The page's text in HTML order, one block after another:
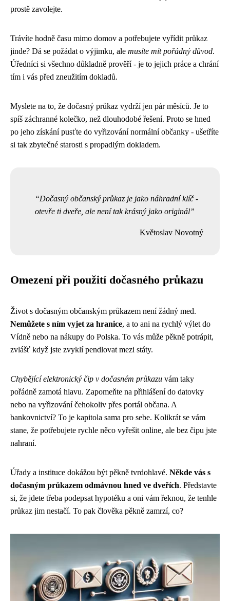
prostě zavolejte.
Trávíte hodně času mimo domov a potřebujete vyřídit průkaz
jinde? Dá se požádat o výjimku, ale musíte mít pořádný důvod.
Úředníci si všechno důkladně prověří - je to jejich práce a chrání
tím i vás před zneužitím dokladů.
Myslete na to, že dočasný průkaz vydrží jen pár měsíců. Je to
spíš záchranné kolečko, než dlouhodobé řešení. Proto se hned
po jeho získání pusťte do vyřizování normální občanky - ušetříte
si tak zbytečné starosti s propadlým dokladem.
Dočasný občanský průkaz je jako náhradní klíč -
otevře ti dveře, ale není tak krásný jako originál
Květoslav Novotný
Omezení při použití dočasného průkazu
Život s dočasným občanským průkazem není žádný med.
Nemůžete s ním vyjet za hranice, a to ani na rychlý výlet do
Vídně nebo na nákupy do Polska. To vás může pěkně potrápit,
zvlášť když jste zvyklí pendlovat mezi státy.
Chybějící elektronický čip v dočasném průkazu vám taky
pořádně zamotá hlavu. Zapomeňte na přihlášení do datovky
nebo na vyřizování čehokoliv přes portál občana. A
bankovnictví? To je kapitola sama pro sebe. Kolikrát se vám
stane, že potřebujete rychle něco vyřešit online, ale bez čipu jste
nahraní.
Úřady a instituce dokážou být pěkně tvrdohlavé. Někde vás s
dočasným průkazem odmávnou hned ve dveřích. Představte
si, že jdete třeba podepsat hypotéku a oni vám řeknou, že tenhle
průkaz jim nestačí. To pak člověka pěkně zamrzí, co?